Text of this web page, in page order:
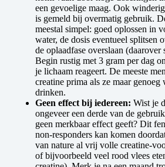
een gevoelige maag. Ook
is gemeld bij overmatig gebruik.
meestal simpel: goed oplossen in
water, de dosis eventueel splitsen
de oplaadfase overslaan (daarover
Begin rustig met 3 gram per dag
je lichaam reageert. De meeste
creatine prima als ze maar genoeg
drinken.
Geen effect bij iedereen: Wist je
ongeveer een derde van de
geen merkbaar effect geeft? Dit
non-responders kan komen
van nature al vrij volle creatine-
of bijvoorbeeld veel rood vlees